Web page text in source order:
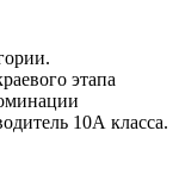
этапа
10А класса.